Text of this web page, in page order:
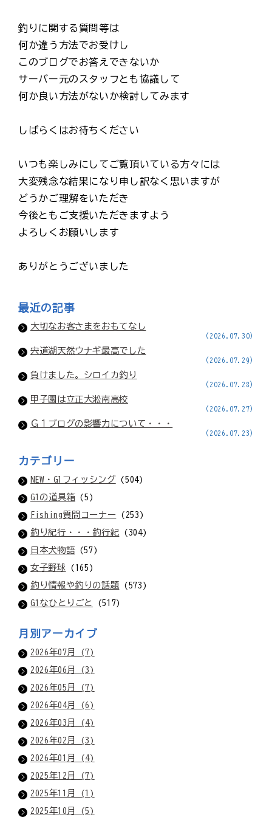
釣りに関する質問等は
何か違う方法でお受けし
このブログでお答えできないか
サーバー元のスタッフとも協議して
何か良い方法がないか検討してみます
しばらくはお待ちください
いつも楽しみにしてご覧頂いている方々には
大変残念な結果になり申し訳なく思いますが
どうかご理解をいただき
今後ともご支援いただきますよう
よろしくお願いします
ありがとうございました
最近の記事
大切なお客さまをおもてなし
(2026.07.30)
宍道湖天然ウナギ最高でした
(2026.07.29)
負けました。シロイカ釣り
(2026.07.28)
甲子園は立正大淞南高校
(2026.07.27)
Ｇ１ブログの影響力について・・・
(2026.07.23)
カテゴリー
NEW・G1フィッシング(504)
G1の道具箱(5)
Fishing質問コーナー (253)
釣り紀行・・・釣行紀 (304)
日本犬物語(57)
女子野球 (165)
釣り情報や釣りの話題 (573)
G1なひとりごと
(517)
月別アーカイブ
2026年07月 (7)
2026年06月 (3)
2026年05月 (7)
2026年04月 (6)
2026年03月 (4)
2026年02月 (3)
2026年01月 (4)
2025年12月 (7)
2025年11月 (1)
2025年10月 (5)